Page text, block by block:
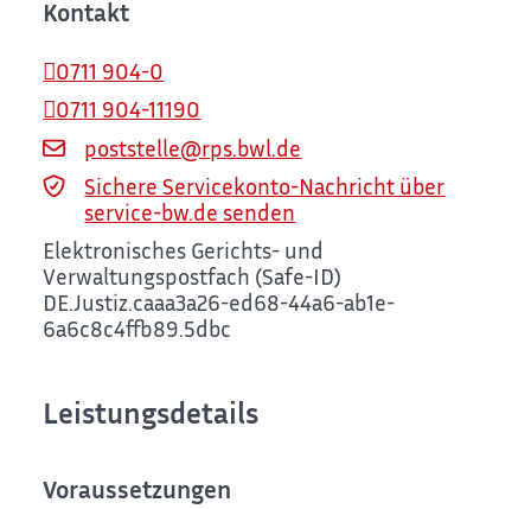
Kontakt
0711 904-0
0711 904-11190
poststelle@rps.bwl.de
Sichere Servicekonto-Nachricht über
service-bw.de senden
Elektronisches Gerichts- und
Verwaltungspostfach (Safe-ID)
DE.Justiz.caaa3a26-ed68-44a6-ab1e-
6a6c8c4ffb89.5dbc
Leistungsdetails
Voraussetzungen